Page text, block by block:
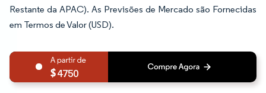
Restante da APAC). As Previsões de Mercado são Fornecidas
em Termos de Valor (USD).
4750